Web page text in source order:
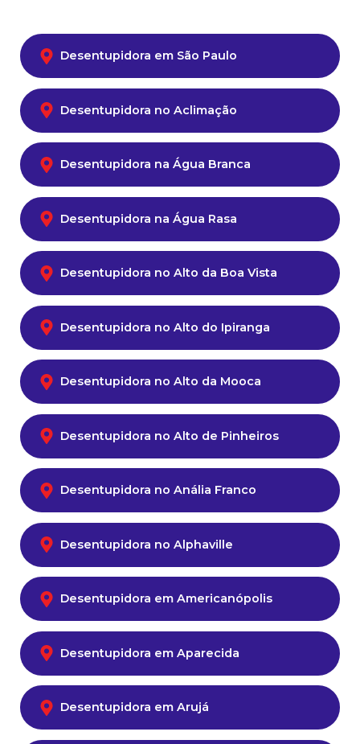
Desentupidora em São Paulo
Desentupidora no Aclimação
Desentupidora na Água Branca
Desentupidora na Água Rasa
Desentupidora no Alto da Boa Vista
Desentupidora no Alto do Ipiranga
Desentupidora no Alto da Mooca
Desentupidora no Alto de Pinheiros
Desentupidora no Anália Franco
Desentupidora no Alphaville
Desentupidora em Americanópolis
Desentupidora em Aparecida
Desentupidora em Arujá